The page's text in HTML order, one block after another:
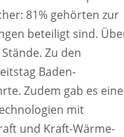
81% gehörten zur
beteiligt sind.
Zu den
Baden-
Zudem gab es
mit
und Kraft-Wärme-